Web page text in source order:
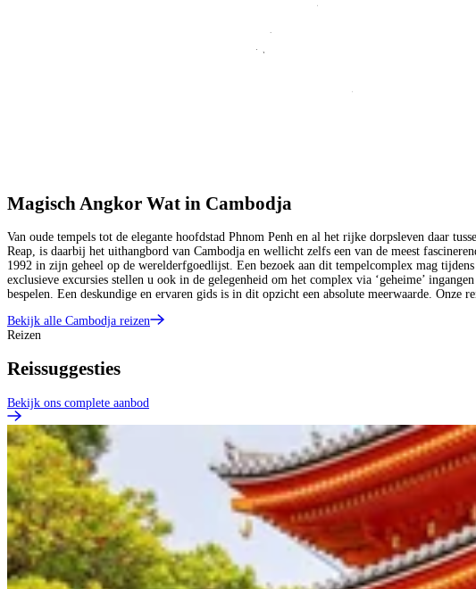
Magisch Angkor Wat in Cambodja
Van oude tempels tot de elegante hoofdstad Phnom Penh en al het rijke dorpsleven daar
Reap, is daarbij het uithangbord van Cambodja en wellicht zelfs een van de meest
1992 in zijn geheel op de werelderfgoedlijst. Een bezoek aan dit tempelcomplex mag
exclusieve excursies stellen u ook in de gelegenheid om het complex via ‘geheime’
bespelen. Een deskundige en ervaren gids is in dit opzicht een absolute meerwaarde. Onze
Bekijk alle Cambodja reizen
Reizen
Reissuggesties
Bekijk ons complete aanbod